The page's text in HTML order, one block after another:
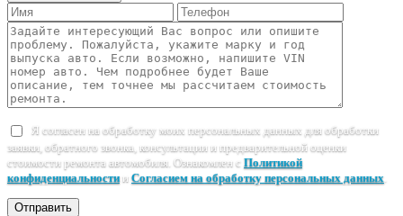
Я согласен на обработку моих персональных данных для обработки
заявки, обратного звонка, консультации и предварительной оценки
стоимости ремонта автомобиля. Ознакомлен с Политикой
конфиденциальностии Согласием на обработку персональных данных
Отправить